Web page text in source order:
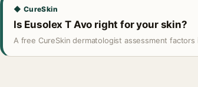
◆ CureSkin
Is Eusolex T Avo right for your skin?
A free CureSkin dermatologist assessment